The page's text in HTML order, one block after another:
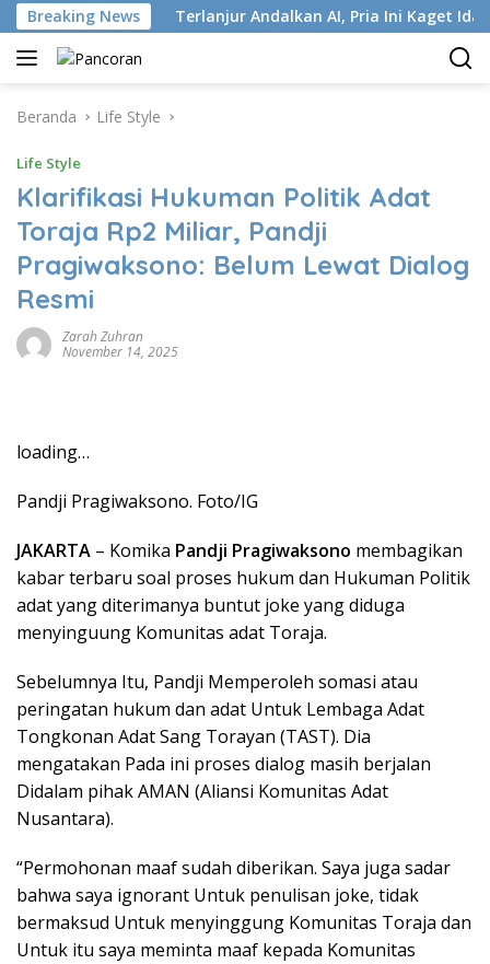
Langsung
ke
konten
Breaking News
ISP Terlanjur Andalkan AI, Pria Ini Kaget Idap
Beranda Life Style
Life Style
Klarifikasi Hukuman Politik Adat
Toraja Rp2 Miliar, Pandji
Pragiwaksono: Belum Lewat Dialog
Resmi
Zarah Zuhran
November 14, 2025
loading…
Pandji Pragiwaksono. Foto/IG
JAKARTA – Komika Pandji Pragiwaksono membagikan
kabar terbaru soal proses hukum dan Hukuman Politik
adat yang diterimanya buntut joke yang diduga
menyinguung Komunitas adat Toraja.
Sebelumnya Itu, Pandji Memperoleh somasi atau
peringatan hukum dan adat Untuk Lembaga Adat
Tongkonan Adat Sang Torayan (TAST). Dia
mengatakan Pada ini proses dialog masih berjalan
Didalam pihak AMAN (Aliansi Komunitas Adat
Nusantara).
“Permohonan maaf sudah diberikan. Saya juga sadar
bahwa saya ignorant Untuk penulisan joke, tidak
bermaksud Untuk menyinggung Komunitas Toraja dan
Untuk itu saya meminta maaf kepada Komunitas